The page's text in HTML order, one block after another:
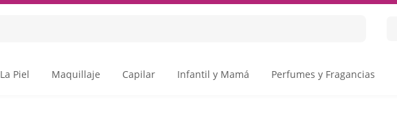
Piel Maquillaje Capilar Infantil y Mamá Perfumes y Fragancias